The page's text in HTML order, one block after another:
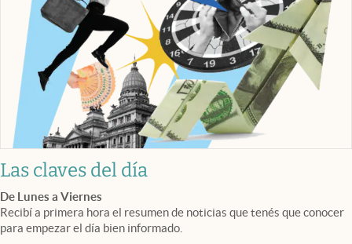
Las claves del día
De Lunes a Viernes
Recibí a primera hora el resumen de noticias que tenés que conocer
para empezar el día bien informado.